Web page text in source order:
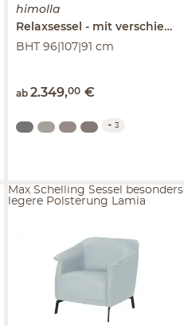
himolla
Relaxsessel
mit verschiedenen Funktionen
BHT 96|107|91 cm
ab 2.349,00 €
+ 3
Max Schelling Sessel besonders
legere Polsterung Lamia